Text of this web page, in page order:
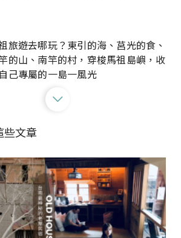
旅遊去哪玩？東引的海、莒光的食、
的山、南竿的村，穿梭馬祖島嶼，收
己專屬的一島一風光
說走就走】Podcast EP144：
祖異國風情新玩法！像極了出國
念念不忘的馬祖美食！跟著馬祖人吃
竿、北竿巷弄裡的老酒麵線
些文章